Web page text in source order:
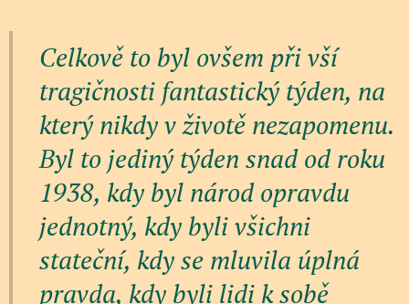
Celkově to byl ovšem při vší
tragičnosti fantastický týden, na
který nikdy v životě nezapomenu.
Byl to jediný týden snad od roku
1938, kdy byl národ opravdu
jednotný, kdy byli všichni
stateční, kdy se mluvila úplná
pravda, kdy byli lidi k sobě